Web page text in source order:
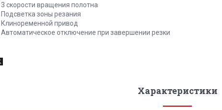
3 скорости вращения полотна
Подсветка зоны резания
Клиноременной привод
Автоматическое отключение при завершении резки
Характеристики